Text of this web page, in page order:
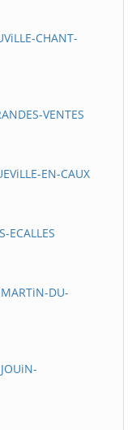
CHANT-
VENTES
EN-CAUX
DU-